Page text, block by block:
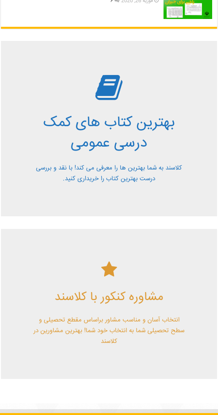
بهترین کتاب های کمک
درسی عمومی
کلاسند به شما بهترین ها را معرفی می کند! با نقد و بررسی
درست بهترین کتاب را خریداری کنید.
بررسی بهترین کتاب های
کمک درسی عمومی
معرفی کتاب های کمک درسی عمومی و بررسی آن ها کاملا
رایگان از کلاسند
مشاوره کنکور با کلاسند
انتخاب آسان و مناسب مشاور براساس مقطع تحصیلی و
سطح تحصیلی شما به انتخاب خود شما! بهترین مشاورین در
کلاسند